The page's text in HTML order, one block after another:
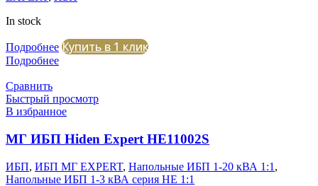
In stock
Подробнее Купить в 1 клик
Подробнее
Сравнить
Быстрый просмотр
В избранное
МГ ИБП Hiden Expert HE11002S
ИБП, ИБП МГ EXPERT, Напольные ИБП 1-20 кВА 1:1 ,
Напольные ИБП 1-3 кВА серия HE 1:1